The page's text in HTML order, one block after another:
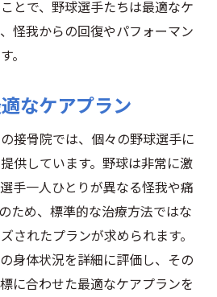
とで、野球選手たちは最適なケ
怪我からの回復やパフォーマン
。
なケアプラン
接骨院では、個々の野球選手に
供しています。野球は非常に激
手一人ひとりが異なる怪我や痛
ため、標準的な治療方法ではな
されたプランが求められます。
身体状況を詳細に評価し、その
に合わせた最適なケアプランを